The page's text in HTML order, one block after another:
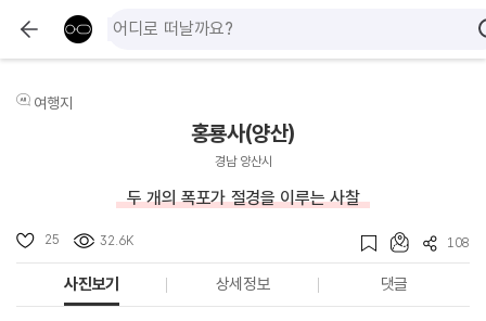
여행지
홍룡사(양산)
경남 양산시
두 개의 폭포가 절경을 이루는 사찰
25 32.6K 108
사진보기 상세정보 댓글